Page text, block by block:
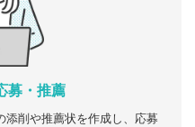
募・推薦
添削や推薦状を作成し、応募